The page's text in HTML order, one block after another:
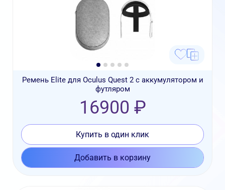
Ремень Elite для Oculus Quest 2 с аккумулятором и
футляром
16900 ₽
Купить в один клик
Добавить в корзину